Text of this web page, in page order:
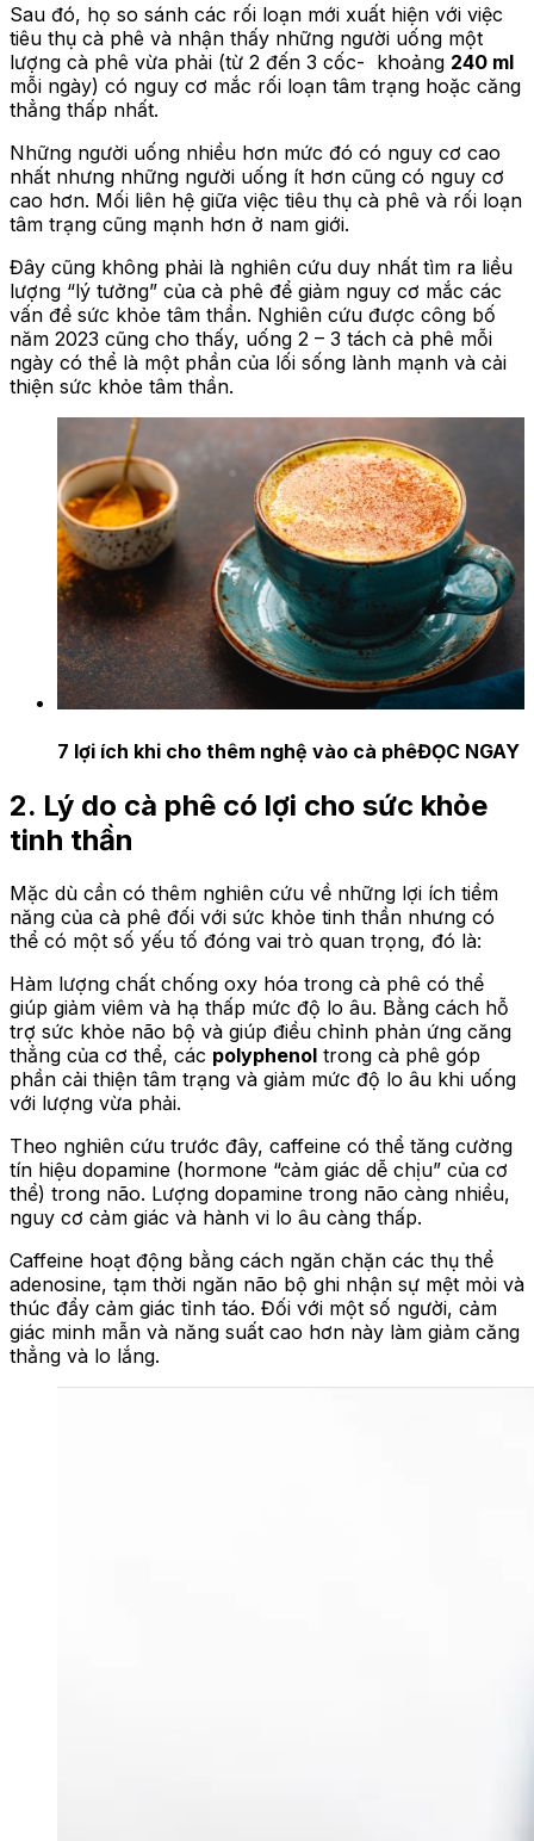
Sau đó, họ so sánh các rối loạn mới xuất hiện với việc
tiêu thụ cà phê và nhận thấy những người uống một
lượng cà phê vừa phải (từ 2 đến 3 cốc- khoảng 240 ml
mỗi ngày) có nguy cơ mắc rối loạn tâm trạng hoặc căng
thẳng thấp nhất.
Những người uống nhiều hơn mức đó có nguy cơ cao
nhất nhưng những người uống ít hơn cũng có nguy cơ
cao hơn. Mối liên hệ giữa việc tiêu thụ cà phê và rối loạn
tâm trạng cũng mạnh hơn ở nam giới.
Đây cũng không phải là nghiên cứu duy nhất tìm ra liều
lượng “lý tưởng” của cà phê để giảm nguy cơ mắc các
vấn đề sức khỏe tâm thần. Nghiên cứu được công bố
năm 2023 cũng cho thấy, uống 2 – 3 tách cà phê mỗi
ngày có thể là một phần của lối sống lành mạnh và cải
thiện sức khỏe tâm thần.
7 lợi ích khi cho thêm nghệ vào cà phêĐỌC NGAY
2. Lý do cà phê có lợi cho sức khỏe
tinh thần
Mặc dù cần có thêm nghiên cứu về những lợi ích tiềm
năng của cà phê đối với sức khỏe tinh thần nhưng có
thể có một số yếu tố đóng vai trò quan trọng, đó là:
Hàm lượng chất chống oxy hóa trong cà phê có thể
giúp giảm viêm và hạ thấp mức độ lo âu. Bằng cách hỗ
trợ sức khỏe não bộ và giúp điều chỉnh phản ứng căng
thẳng của cơ thể, các polyphenol trong cà phê góp
phần cải thiện tâm trạng và giảm mức độ lo âu khi uống
với lượng vừa phải.
Theo nghiên cứu trước đây, caffeine có thể tăng cường
tín hiệu dopamine (hormone “cảm giác dễ chịu” của cơ
thể) trong não. Lượng dopamine trong não càng nhiều,
nguy cơ cảm giác và hành vi lo âu càng thấp.
Caffeine hoạt động bằng cách ngăn chặn các thụ thể
adenosine, tạm thời ngăn não bộ ghi nhận sự mệt mỏi và
thúc đẩy cảm giác tỉnh táo. Đối với một số người, cảm
giác minh mẫn và năng suất cao hơn này làm giảm căng
thẳng và lo lắng.